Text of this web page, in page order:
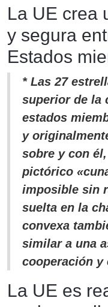
La UE crea
y segura
Estados
* Las 27
superior de la
estados
y
sobre y con
pictórico
imposible sin
suelta en la
convexa
similar a una
cooperación y
La UE es